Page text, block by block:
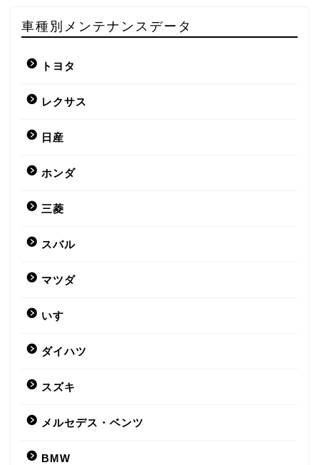
車種別メンテナンスデータ
トヨタ
レクサス
日産
ホンダ
三菱
スバル
マツダ
いすゞ
ダイハツ
スズキ
メルセデス・ベンツ
BMW